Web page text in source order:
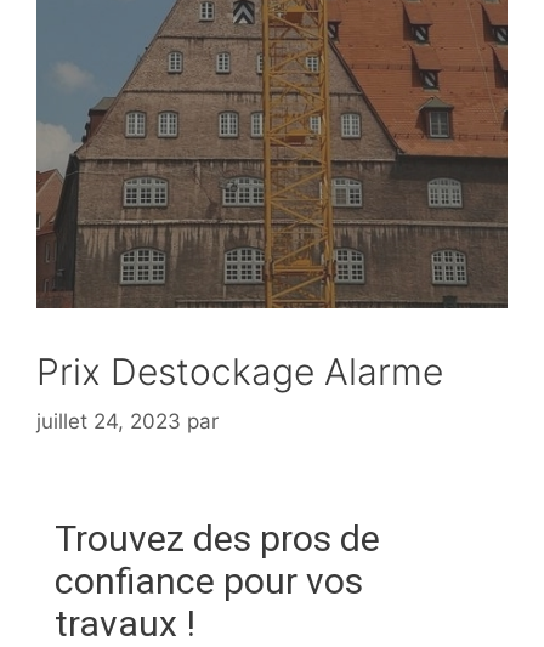
Prix Destockage Alarme
juillet 24, 2023 par
Trouvez des pros de
confiance pour vos
travaux !